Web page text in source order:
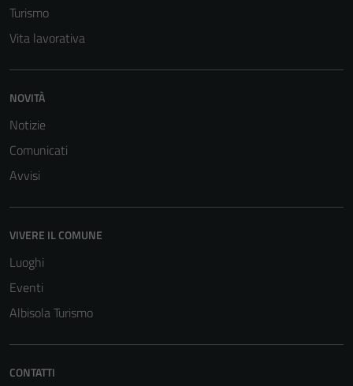
Turismo
Vita lavorativa
NOVITÀ
Notizie
Comunicati
Avvisi
VIVERE IL COMUNE
Luoghi
Eventi
Albisola Turismo
CONTATTI